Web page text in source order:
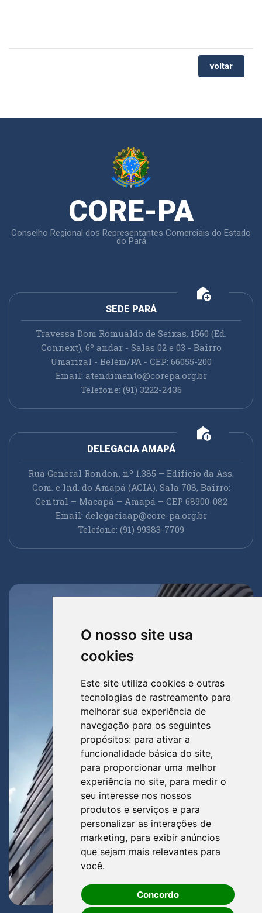
O nosso site usa
cookies
Este site utiliza cookies e outras
tecnologias de rastreamento para
melhorar sua experiência de
navegação para os seguintes
propósitos: para ativar a
funcionalidade básica do site,
para proporcionar uma melhor
experiência no site, para medir o
seu interesse nos nossos
produtos e serviços e para
personalizar as interações de
marketing, para exibir anúncios
que sejam mais relevantes para
você.
Concordo
voltar
CORE-PA
Conselho Regional dos Representantes Comerciais do Estado
do Pará
add_home
SEDE PARÁ
Travessa Dom Romualdo de Seixas, 1560 (Ed.
Connext), 6º andar - Salas 02 e 03 - Bairro
Umarizal - Belém/PA - CEP: 66055-200
Email: atendimento@corepa.org.br
Telefone: (91) 3222-2436
add_home
DELEGACIA AMAPÁ
Rua General Rondon, nº 1.385 – Edifício da Ass.
Com. e Ind. do Amapá (ACIA), Sala 708, Bairro:
Central – Macapá – Amapá – CEP 68900-082
Email: delegaciaap@core-pa.org.br
Telefone: (91) 99383-7709